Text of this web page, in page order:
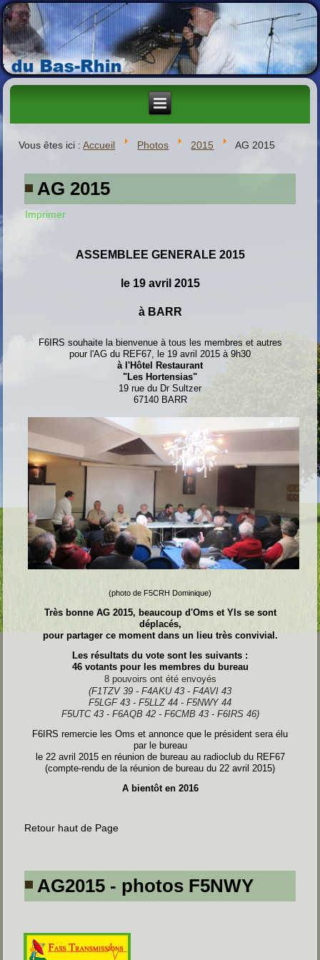
Vous êtes ici :Accueil Photos 2015 AG 2015
AG 2015
Imprimer
ASSEMBLEE GENERALE 2015
le 19 avril 2015
à BARR
F6IRS souhaite la bienvenue à tous les membres et autres
pour l'AG du REF67, le 19 avril 2015 à 9h30
à l'Hôtel Restaurant
"Les Hortensias"
19 rue du Dr Sultzer
67140 BARR
(photo de F5CRH Dominique)
Très bonne AG 2015, beaucoup d'Oms et Yls se sont
déplacés,
pour partager ce moment dans un lieu très convivial.
Les résultats du vote sont les suivants :
46 votants pour les membres du bureau
8 pouvoirs ont été envoyés
(F1TZV 39 - F4AKU 43 - F4AVI 43
F5LGF 43 - F5LLZ 44 - F5NWY 44
F5UTC 43 - F6AQB 42 - F6CMB 43 - F6IRS 46)
F6IRS remercie les Oms et annonce que le président sera élu
par le bureau
le 22 avril 2015 en réunion de bureau au radioclub du REF67
(compte-rendu de la réunion de bureau du 22 avril 2015)
A bientôt en 2016
Retour haut de Page
AG2015 - photos F5NWY